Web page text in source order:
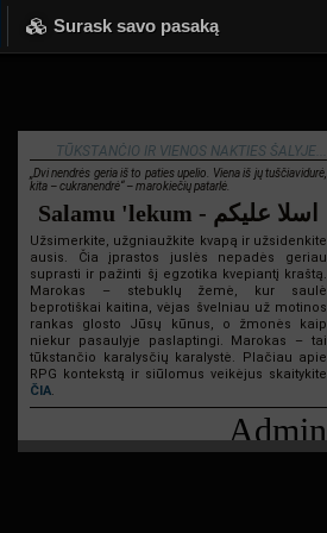
Surask savo pasaką
TŪKSTANČIO IR VIENOS NAKTIES ŠALYJE...
„Dvi nendrės geria iš to paties upelio. Viena iš jų tuščiavidurė,
kita – cukranendrė“ – marokiečių patarlė.
Salamu 'lekum - اسلا عليكم
Užsimerkite, užgniaužkite kvapą ir užsidenkite
ausis. Čia įprastos juslės nepadės geriau
suprasti ir pažinti šį egzotika kvepiantį kraštą.
Marokas – stebuklų žemė, kur saulė
beprotiškai kaitina, vėjas švelniau už motinos
rankas glosto Jūsų kūnus, o žmonės kaip
niekur pasaulyje paslaptingi. Marokas – tai
tūkstančio karalysčių karalystė. Plačiau apie
RPG kontekstą ir siūlomus veikėjus skaitykite
ČIA.
Admin